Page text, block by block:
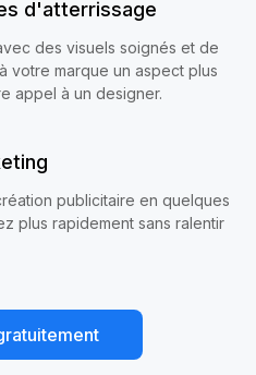
d'atterrissage
des visuels soignés et de
votre marque un aspect plus
appel à un designer.
publicitaire en quelques
plus rapidement sans ralentir